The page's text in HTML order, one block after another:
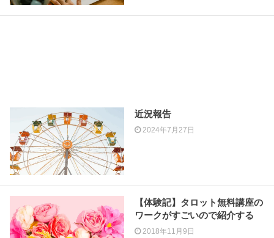
近況報告
2024年7月27日
【体験記】タロット無料講座の
ワークがすごいので紹介する
2018年11月9日